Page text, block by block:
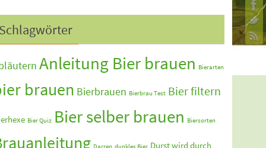
Schlagwörter
Anleitung Bier brauen Bierarten
brauen Bierbrauen Bierbrau Test Bier filtern
Bier Quiz Bier selber brauen Biersorten
Durst wird durch